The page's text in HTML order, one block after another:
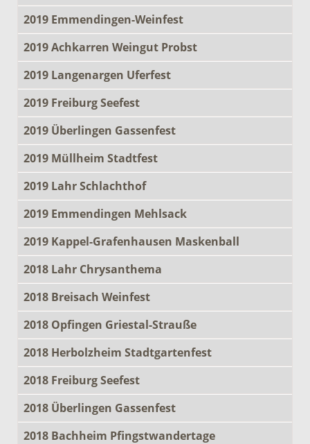
2019 Emmendingen-Weinfest
2019 Achkarren Weingut Probst
2019 Langenargen Uferfest
2019 Freiburg Seefest
2019 Überlingen Gassenfest
2019 Müllheim Stadtfest
2019 Lahr Schlachthof
2019 Emmendingen Mehlsack
2019 Kappel-Grafenhausen Maskenball
2018 Lahr Chrysanthema
2018 Breisach Weinfest
2018 Opfingen Griestal-Strauße
2018 Herbolzheim Stadtgartenfest
2018 Freiburg Seefest
2018 Überlingen Gassenfest
2018 Bachheim Pfingstwandertage